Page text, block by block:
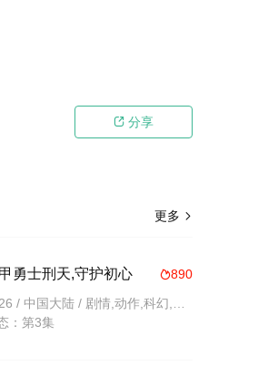
 分享
更多 
890
勇士刑天,守护初心
：第3集